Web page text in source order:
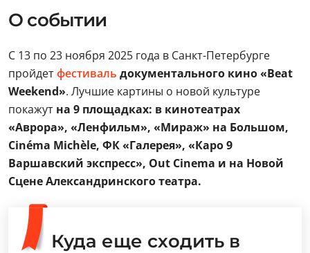
О событии
C 13 по 23 ноября 2025 года в Санкт-Петербурге
пройдетфестиваль документального кино «Beat
Weekend». Лучшие картины о новой культуре
покажут на 9 площадках: в кинотеатрах
«Аврора», «Ленфильм», «Мираж» на Большом,
Cinéma Michèle, ФК «Галерея», «Каро 9
Варшавский экспресс», Out Cinema и на Новой
Сцене Александринского театра.
Куда еще сходить в